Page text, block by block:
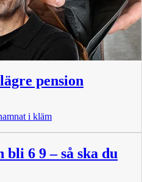
pension
i kläm
bli 6 9 – så ska du